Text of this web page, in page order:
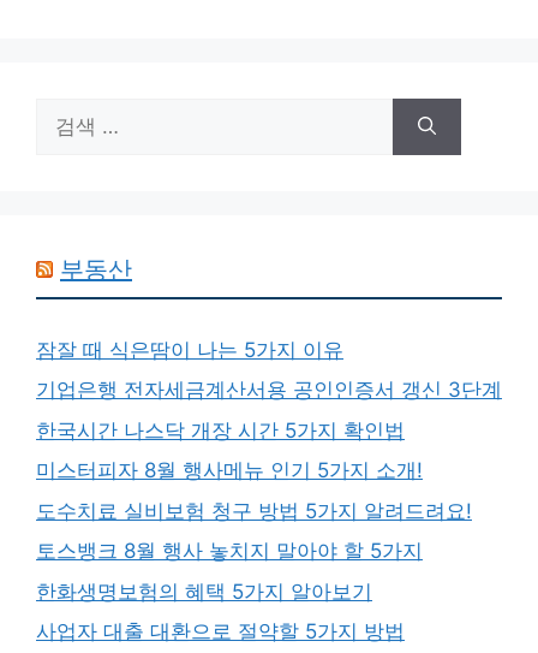
색:
부동산
잠잘 때 식은땀이 나는 5가지 이유
기업은행 전자세금계산서용 공인인증서 갱신 3단계
한국시간 나스닥 개장 시간 5가지 확인법
미스터피자 8월 행사메뉴 인기 5가지 소개!
도수치료 실비보험 청구 방법 5가지 알려드려요!
토스뱅크 8월 행사 놓치지 말아야 할 5가지
한화생명보험의 혜택 5가지 알아보기
사업자 대출 대환으로 절약할 5가지 방법